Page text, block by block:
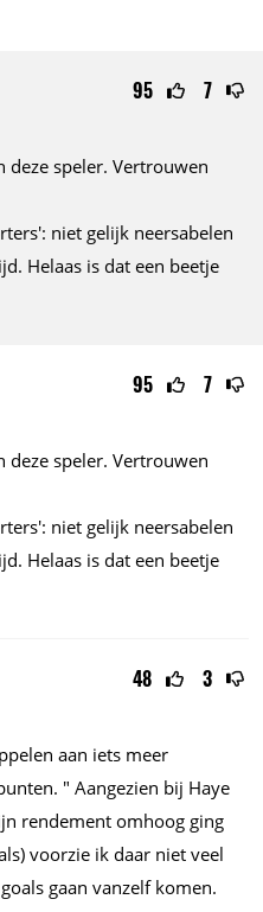
95 7
deze speler. Vertrouwen
niet gelijk neersabelen
Helaas is dat een beetje
95 7
deze speler. Vertrouwen
niet gelijk neersabelen
Helaas is dat een beetje
48 3
aan iets meer
" Aangezien bij Haye
rendement omhoog ging
voorzie ik daar niet veel
gaan vanzelf komen.